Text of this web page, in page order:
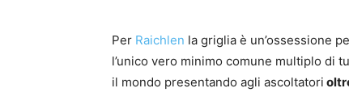
Per Raichlen la griglia è un’ossessione
l’unico vero minimo comune multiplo di
il mondo presentando agli ascoltatori